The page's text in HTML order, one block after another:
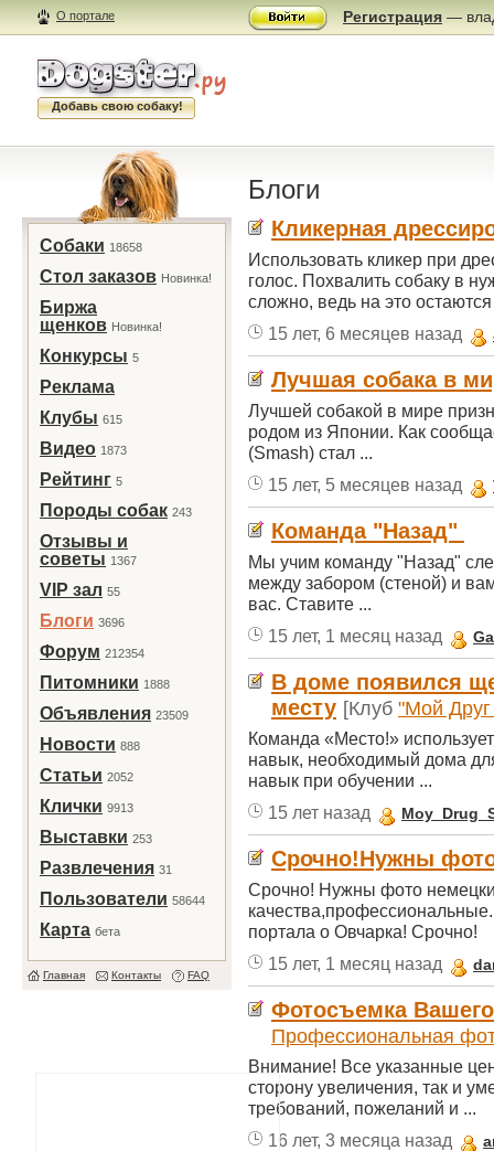
О портале Регистрация —
Добавь свою собаку!
Собаки 18658
Стол заказов Новинка!
Биржа
щенков Новинка!
Конкурсы 5
Реклама
Клубы 615
Видео 1873
Рейтинг 5
Породы собак 243
Отзывы и
советы 1367
VIP зал 55
Блоги 3696
Форум 212354
Питомники 1888
Объявления 23509
Новости 888
Статьи 2052
Клички 9913
Выставки 253
Развлечения 31
Пользователи 58644
Карта бета
Главная Контакты FAQ
Блоги
Кликерная
Использовать кликер при
голос. Похвалить собаку в
сложно, ведь на это остаются
15 лет, 6 месяцев назад
Лучшая собака в
Лучшей собакой в мире
родом из Японии. Как
(Smash) стал ...
15 лет, 5 месяцев назад
Команда "Назад"
Мы учим команду "Назад"
между забором (стеной) и
вас. Ставите ...
15 лет, 1 месяц назад
В доме появился
месту [Клуб "Мой
Команда «Место!»
навык, необходимый дома
навык при обучении ...
15 лет назад
Срочно!Нужны
Срочно! Нужны фото
портала о Овчарка! Срочно!
15 лет, 1 месяц назад
Фотосъемка
Профессиональная
Внимание! Все указанные
сторону увеличения, так и
требований, пожеланий и ...
16 лет, 3 месяца назад